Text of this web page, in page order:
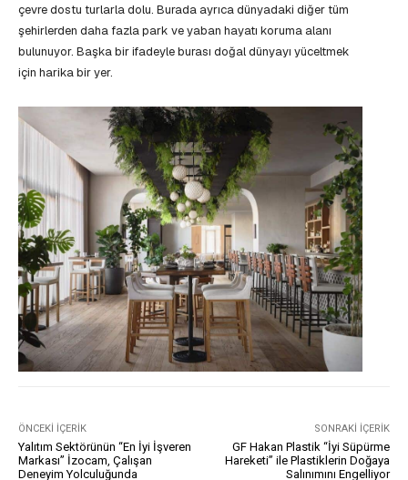
çevre dostu turlarla dolu. Burada ayrıca dünyadaki diğer tüm
şehirlerden daha fazla park ve yaban hayatı koruma alanı
bulunuyor. Başka bir ifadeyle burası doğal dünyayı yüceltmek
için harika bir yer.
ÖNCEKI İÇERIK
Yalıtım Sektörünün “En İyi İşveren
Markası” İzocam, Çalışan
Deneyim Yolculuğunda
SONRAKI İÇERIK
GF Hakan Plastik “İyi Süpürme
Hareketi” ile Plastiklerin Doğaya
Salınımını Engelliyor